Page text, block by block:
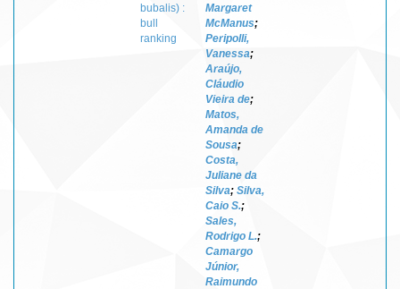
bubalis) :
bull
ranking
Margaret
McManus;
Peripolli,
Vanessa;
Araújo,
Cláudio
Vieira de;
Matos,
Amanda de
Sousa;
Costa,
Juliane da
Silva; Silva,
Caio S.;
Sales,
Rodrigo L.;
Camargo
Júnior,
Raimundo